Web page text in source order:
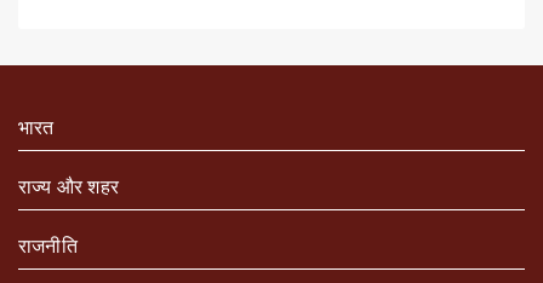
भारत
राज्य और शहर
राजनीति